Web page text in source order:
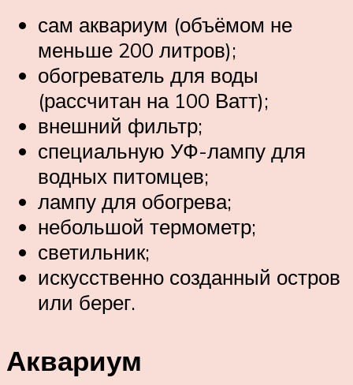
сам аквариум (объёмом не
меньше 200 литров);
обогреватель для воды
(рассчитан на 100 Ватт);
внешний фильтр;
специальную УФ-лампу для
водных питомцев;
лампу для обогрева;
небольшой термометр;
светильник;
искусственно созданный остров
или берег.
Аквариум